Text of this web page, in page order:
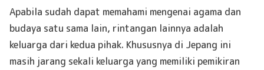
Apabila sudah dapat memahami mengenai agama dan
budaya satu sama lain, rintangan lainnya adalah
keluarga dari kedua pihak. Khususnya di Jepang ini
masih jarang sekali keluarga yang memiliki pemikiran